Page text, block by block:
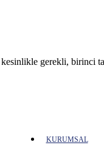
gerekli, birinci
KURUMSAL